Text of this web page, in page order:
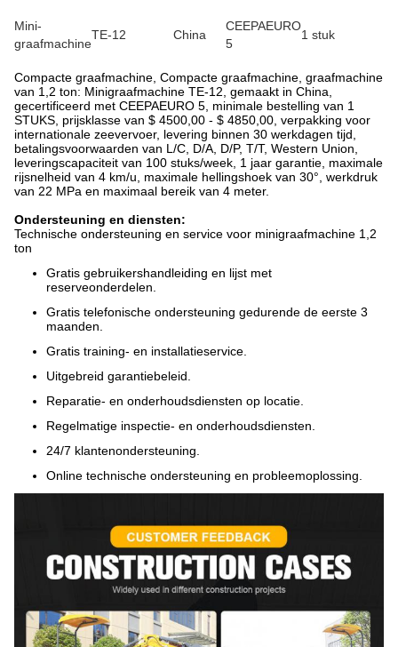
Mini-
graafmachine
TE-12 China
CEEPAEURO
5
1 stuk
Compacte graafmachine, Compacte graafmachine, graafmachine
van 1,2 ton: Minigraafmachine TE-12, gemaakt in China,
gecertificeerd met CEEPAEURO 5, minimale bestelling van 1
STUKS, prijsklasse van $ 4500,00 - $ 4850,00, verpakking voor
internationale zeevervoer, levering binnen 30 werkdagen tijd,
betalingsvoorwaarden van L/C, D/A, D/P, T/T, Western Union,
leveringscapaciteit van 100 stuks/week, 1 jaar garantie, maximale
rijsnelheid van 4 km/u, maximale hellingshoek van 30°, werkdruk
van 22 MPa en maximaal bereik van 4 meter.
Ondersteuning en diensten:
Technische ondersteuning en service voor minigraafmachine 1,2
ton
Gratis gebruikershandleiding en lijst met
reserveonderdelen.
Gratis telefonische ondersteuning gedurende de eerste 3
maanden.
Gratis training- en installatieservice.
Uitgebreid garantiebeleid.
Reparatie- en onderhoudsdiensten op locatie.
Regelmatige inspectie- en onderhoudsdiensten.
24/7 klantenondersteuning.
Online technische ondersteuning en probleemoplossing.